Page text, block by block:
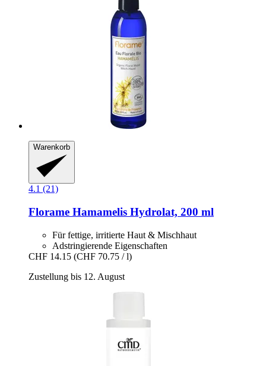
Warenkorb
4.1 (21)
Florame Hamamelis Hydrolat, 200 ml
Für fettige, irritierte Haut & Mischhaut
Adstringierende Eigenschaften
CHF 14.15 (CHF 70.75 / l)
Zustellung bis 12. August